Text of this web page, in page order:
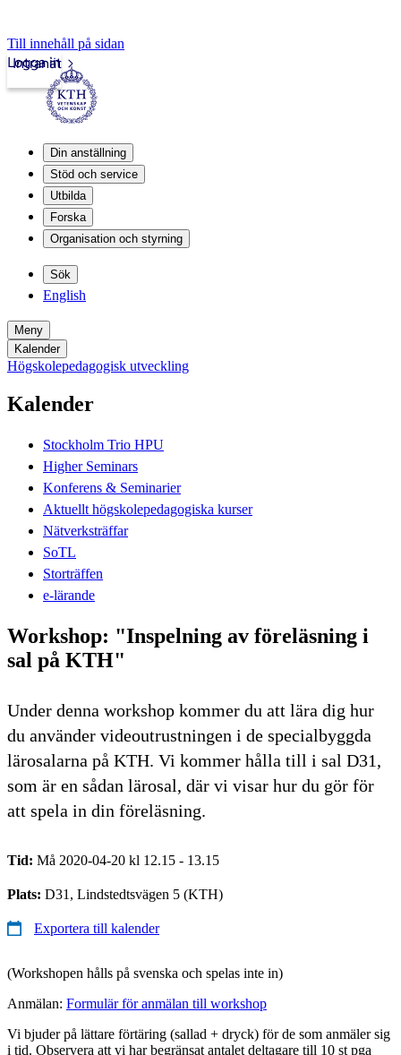
Till innehåll på sidan
Intranät
Logga in
Din anställning
Stöd och service
Utbilda
Forska
Organisation och styrning
Sök
English
Meny
Kalender
Högskolepedagogisk utveckling
Kalender
Stockholm Trio HPU
Higher Seminars
Konferens & Seminarier
Aktuellt högskolepedagogiska kurser
Nätverksträffar
SoTL
Storträffen
e-lärande
Workshop: "Inspelning av föreläsning i
sal på KTH"
Under denna workshop kommer du att lära dig hur
du använder videoutrustningen i de specialbyggda
lärosalarna på KTH. Vi kommer hålla till i sal D31,
som är en sådan lärosal, där vi visar hur du gör för
att spela in din föreläsning.
Tid: Må 2020-04-20 kl 12.15 - 13.15
Plats: D31, Lindstedtsvägen 5 (KTH)
Exportera till kalender
(Workshopen hålls på svenska och spelas inte in)
Anmälan: Formulär för anmälan till workshop
Vi bjuder på lättare förtäring (sallad + dryck) för de som anmäler sig
i tid. Observera att vi har begränsat antalet deltagare till 10 st pga